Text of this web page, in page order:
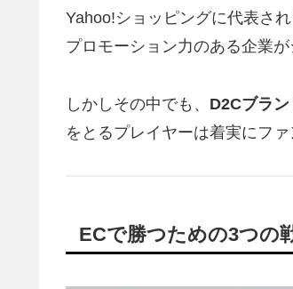
Yahoo!ショッピングに代表さ
プロモーション力のある企業
しかしその中でも、 D2Cブラ
をとるプレイヤーは着実にファ
ECで勝つための3つの